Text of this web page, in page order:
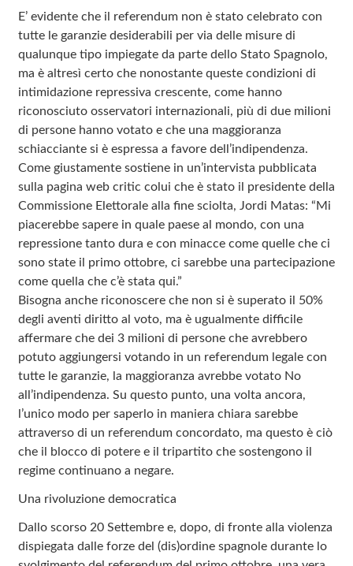
E’ evidente che il referendum non è stato celebrato con
tutte le garanzie desiderabili per via delle misure di
qualunque tipo impiegate da parte dello Stato Spagnolo,
ma è altresì certo che nonostante queste condizioni di
intimidazione repressiva crescente, come hanno
riconosciuto osservatori internazionali, più di due milioni
di persone hanno votato e che una maggioranza
schiacciante si è espressa a favore dell’indipendenza.
Come giustamente sostiene in un’intervista pubblicata
sulla pagina web critic colui che è stato il presidente della
Commissione Elettorale alla fine sciolta, Jordi Matas: “Mi
piacerebbe sapere in quale paese al mondo, con una
repressione tanto dura e con minacce come quelle che ci
sono state il primo ottobre, ci sarebbe una partecipazione
come quella che c’è stata qui.”
Bisogna anche riconoscere che non si è superato il 50%
degli aventi diritto al voto, ma è ugualmente difficile
affermare che dei 3 milioni di persone che avrebbero
potuto aggiungersi votando in un referendum legale con
tutte le garanzie, la maggioranza avrebbe votato No
all’indipendenza. Su questo punto, una volta ancora,
l’unico modo per saperlo in maniera chiara sarebbe
attraverso di un referendum concordato, ma questo è ciò
che il blocco di potere e il tripartito che sostengono il
regime continuano a negare.
Una rivoluzione democratica
Dallo scorso 20 Settembre e, dopo, di fronte alla violenza
dispiegata dalle forze del (dis)ordine spagnole durante lo